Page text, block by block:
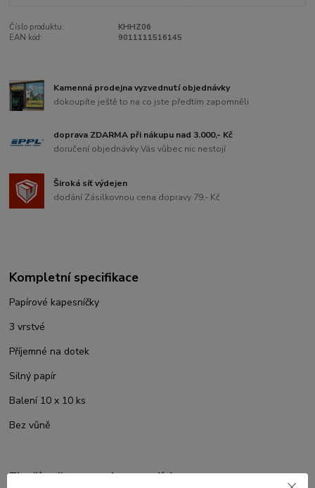
Číslo produktu:
KHHZ06
EAN kód:
9011111516145
Kamenná prodejna vyzvednutí objednávky
dokoupíte ještě to na co jste předtím zapomněli
doprava ZDARMA při nákupu nad 3.000,- Kč
doručení objednávky Vás vůbec nic nestojí
Široká síť výdejen
dodání Zásilkovnou cena dopravy 79,- Kč
Kompletní specifikace
Papírové kapesníčky
3 vrstvé
Příjemné na dotek
Silný papír
Balení 10 x 10 ks
Bez vůně
Zboží zařazeno v kategoriích